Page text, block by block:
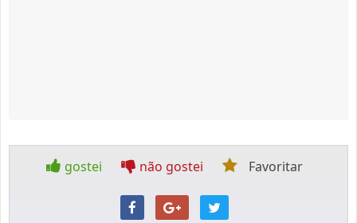
gostei não gostei Favoritar